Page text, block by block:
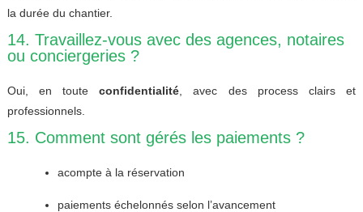
la durée du chantier.
14. Travaillez-vous avec des agences, notaires
ou conciergeries ?
Oui, en touteconfidentialité , avec des process clairs et
professionnels.
15. Comment sont gérés les paiements ?
acompte à la réservation
paiements échelonnés selon l’avancement